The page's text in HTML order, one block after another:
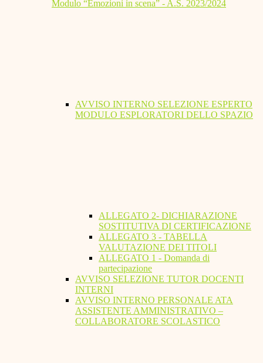
Modulo “Emozioni in scena” - A.S. 2023/2024
AVVISO INTERNO SELEZIONE ESPERTO
MODULO ESPLORATORI DELLO SPAZIO
ALLEGATO 2- DICHIARAZIONE
SOSTITUTIVA DI CERTIFICAZIONE
ALLEGATO 3 - TABELLA
VALUTAZIONE DEI TITOLI
ALLEGATO 1 - Domanda di
partecipazione
AVVISO SELEZIONE TUTOR DOCENTI
INTERNI
AVVISO INTERNO PERSONALE ATA
ASSISTENTE AMMINISTRATIVO –
COLLABORATORE SCOLASTICO